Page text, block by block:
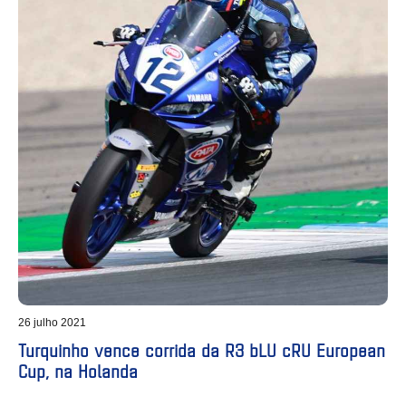
26 julho 2021
Turquinho vence corrida da R3 bLU cRU European
Cup, na Holanda